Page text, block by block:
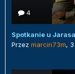
4
Spotkanie u
Przez marcin73m,